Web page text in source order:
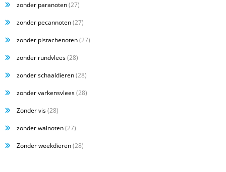
zonder paranoten(27)
zonder pecannoten(27)
zonder pistachenoten(27)
zonder rundvlees(28)
zonder schaaldieren(28)
zonder varkensvlees(28)
Zonder vis(28)
zonder walnoten(27)
Zonder weekdieren(28)